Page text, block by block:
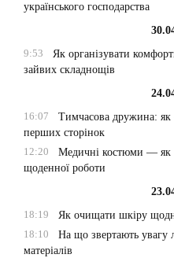
українського господарства
9:53
Як організувати
зайвих складнощів
16:07
Тимчасова дружина: як
перших сторінок
12:20
Медичні костюми — як
щоденної роботи
18:19
Як очищати шкіру
18:10
На що звертають увагу
матеріалів